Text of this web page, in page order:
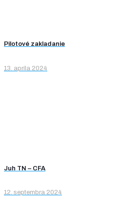
Pilotové zakladanie
13. apríla 2024
Juh TN – CFA
12. septembra 2024